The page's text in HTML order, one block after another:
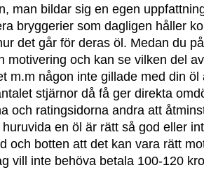
man bildar sig en egen
bryggerier som dagligen håller
det går för deras öl. Medan du
motivering och kan se vilken del
m.m någon inte gillade med din
stjärnor då få ger direkta
och ratingsidorna andra att
en öl är rätt så god eller
och botten att det kan vara rätt
vill inte behöva betala 100-120